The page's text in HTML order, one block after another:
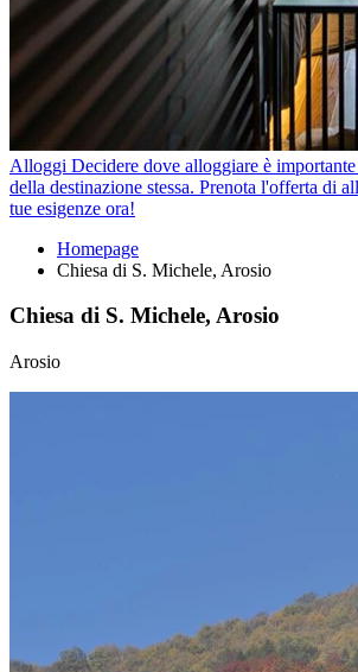
Alloggi Decidere dove alloggiare è
della destinazione stessa. Prenota l'offerta di
tue esigenze ora!
Homepage
Chiesa di S. Michele, Arosio
Chiesa di S. Michele, Arosio
Arosio